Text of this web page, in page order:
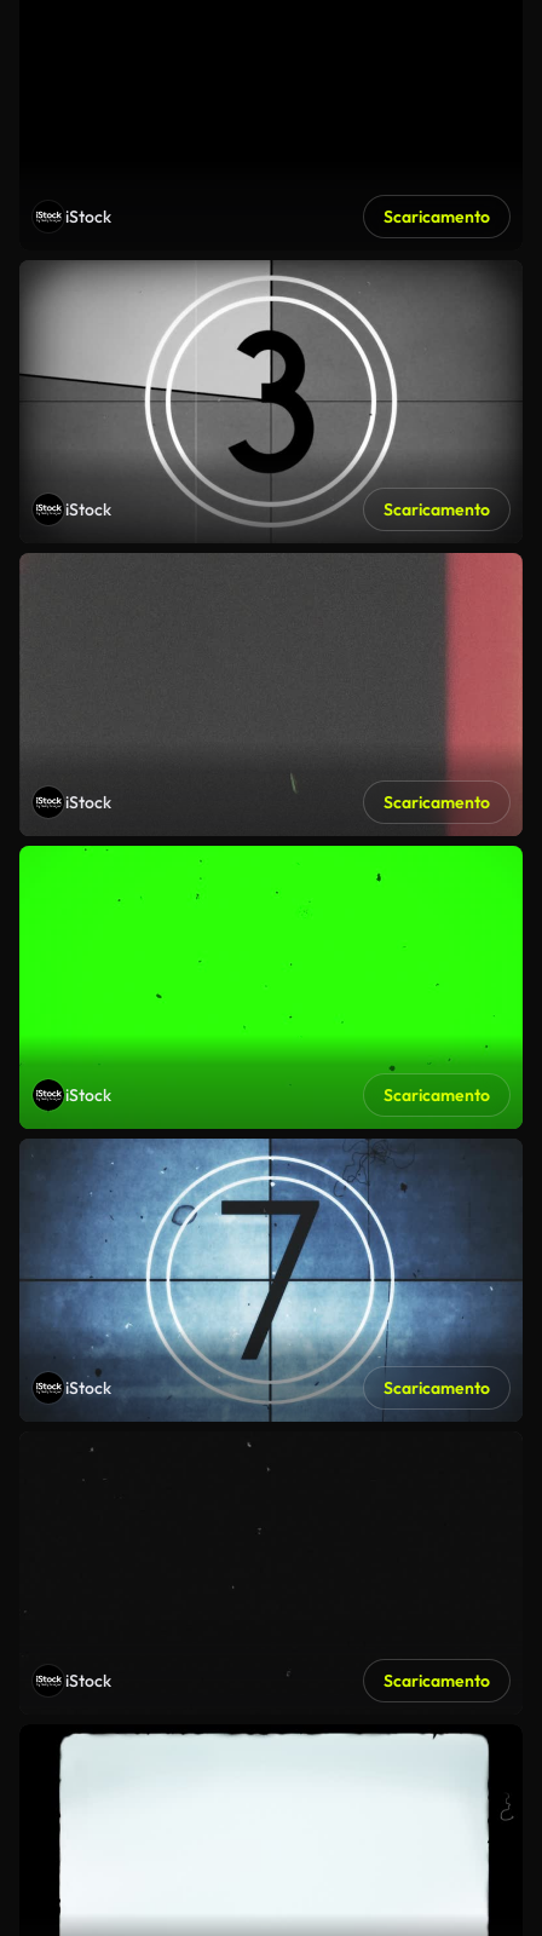
iStock Scaricamento
iStock Scaricamento
iStock Scaricamento
iStock Scaricamento
iStock Scaricamento
iStock Scaricamento